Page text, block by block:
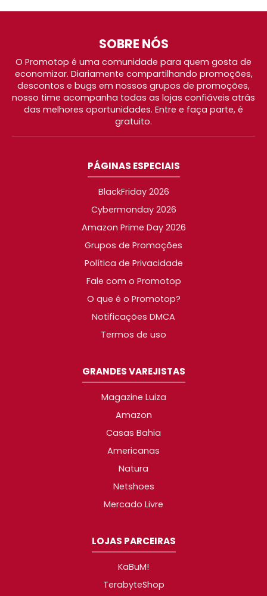
SOBRE NÓS
O Promotop é uma comunidade para quem gosta de
economizar. Diariamente compartilhando promoções,
descontos e bugs em nossos grupos de promoções,
nosso time acompanha todas as lojas confiáveis atrás
das melhores oportunidades. Entre e faça parte, é
gratuito.
PÁGINAS ESPECIAIS
BlackFriday 2026
Cybermonday 2026
Amazon Prime Day 2026
Grupos de Promoções
Política de Privacidade
Fale com o Promotop
O que é o Promotop?
Notificações DMCA
Termos de uso
GRANDES VAREJISTAS
Magazine Luiza
Amazon
Casas Bahia
Americanas
Natura
Netshoes
Mercado Livre
LOJAS PARCEIRAS
KaBuM!
TerabyteShop